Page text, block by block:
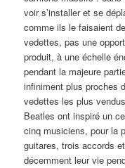
voir s’installer et se
comme ils le faisaient
vedettes, pas une
produit, à une échelle
pendant la majeure
infiniment plus proches
vedettes les plus
Beatles ont inspiré un
cinq musiciens, pour la
guitares, trois accords
décemment leur vie